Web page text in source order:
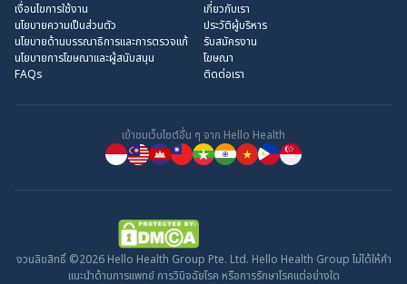
เงื่อนไขการใช้งาน
นโยบายความเป็นส่วนตัว
นโยบายด้านบรรณาธิการและการตรวจแก้
นโยบายการโฆษณาและผู้สนับสนุน
FAQs
เกี่ยวกับเรา
ประวัติผู้บริหาร
รับสมัครงาน
โฆษณา
ติดต่อเรา
เข้าชมเว็บไซต์อื่น ๆ จาก Hello Health
งวนลิขสิทธิ์ ©2026 Hello Health Group Pte. Ltd. Hello Health Group ไม่ได้ให้คำ
แนะนำด้านการแพทย์ การวินิจฉัยโรค หรือการรักษาโรคแต่อย่างใด